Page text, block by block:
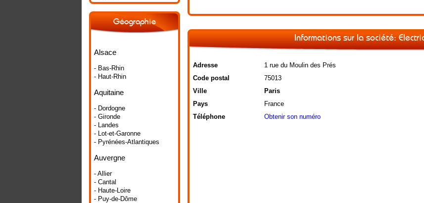
Géographie
Alsace
- Bas-Rhin
- Haut-Rhin
Aquitaine
- Dordogne
- Gironde
- Landes
- Lot-et-Garonne
- Pyrénées-Atlantiques
Auvergne
- Allier
- Cantal
- Haute-Loire
- Puy-de-Dôme
Informations sur la société:
Adresse
1 rue du Moulin des Prés
Code postal
75013
Ville
Paris
Pays
France
Téléphone
Obtenir son numéro